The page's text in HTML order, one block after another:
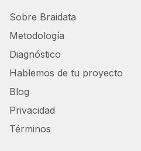
Sobre Braidata
Metodología
Diagnóstico
Hablemos de tu proyecto
Blog
Privacidad
Términos